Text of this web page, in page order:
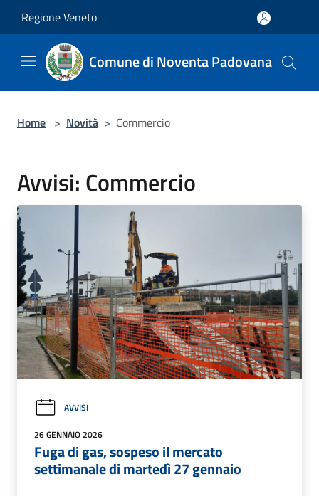
Regione Veneto
Comune di Noventa Padovana
Home > Novità > Commercio
Avvisi: Commercio
AVVISI
26 GENNAIO 2026
Fuga di gas, sospeso il mercato
settimanale di martedì 27 gennaio